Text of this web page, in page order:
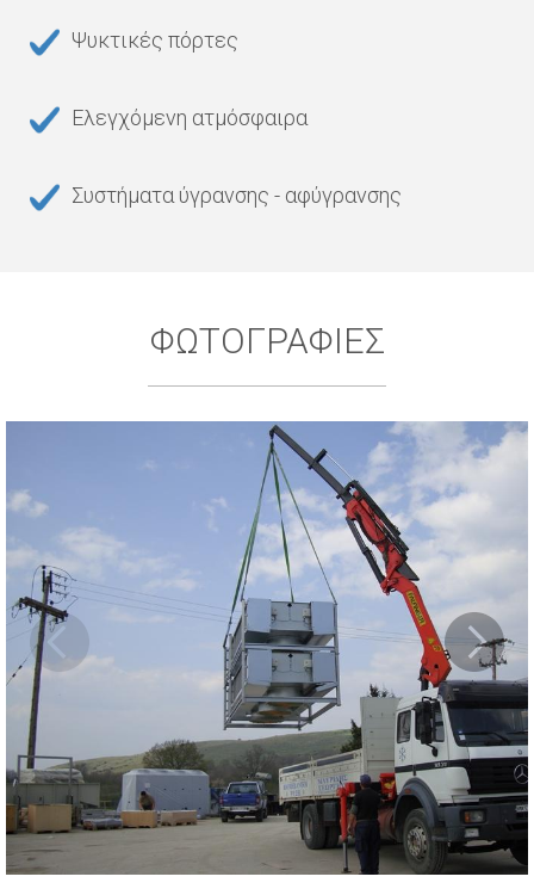
Ψυκτικές πόρτες
Ελεγχόμενη ατμόσφαιρα
Συστήματα ύγρανσης - αφύγρανσης
ΦΩΤΟΓΡΑΦΙΕΣ